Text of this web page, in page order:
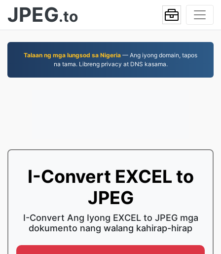
JPEG.to
Talaan ng mga lungsod sa Nigeria — Ang iyong domain, tapos
na tama. Libreng privacy at DNS kasama.
I-Convert EXCEL to
JPEG
I-Convert Ang Iyong EXCEL to JPEG mga
dokumento nang walang kahirap-hirap